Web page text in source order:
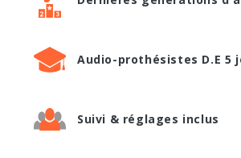
Audio-prothésistes D.E 5
Suivi & réglages inclus